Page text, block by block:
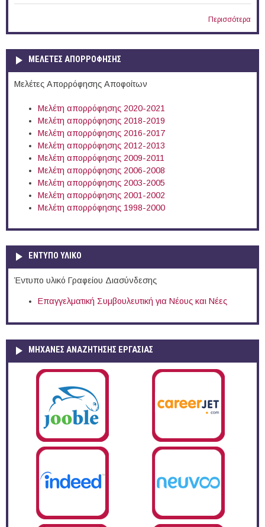
Περισσότερα
ΜΕΛΕΤΕΣ ΑΠΟΡΡΟΦΗΣΗΣ
Μελέτες Απορρόφησης Αποφοίτων
Μελέτη απορρόφησης 2020-2021
Μελέτη απορρόφησης 2018-2019
Μελέτη απορρόφησης 2016-2017
Μελέτη απορρόφησης 2012-2013
Μελέτη απορρόφησης 2009-2011
Μελέτη απορρόφησης 2006-2008
Μελέτη απορρόφησης 2003-2005
Μελέτη απορρόφησης 2001-2002
Μελέτη απορρόφησης 1998-2000
ΕΝΤΥΠΟ ΥΛΙΚΟ
Έντυπο υλικό Γραφείου Διασύνδεσης
Επαγγελματική Συμβουλευτική για Νέους και Νέες
ΜΗΧΑΝΕΣ ΑΝΑΖΗΤΗΣΗΣ ΕΡΓΑΣΙΑΣ